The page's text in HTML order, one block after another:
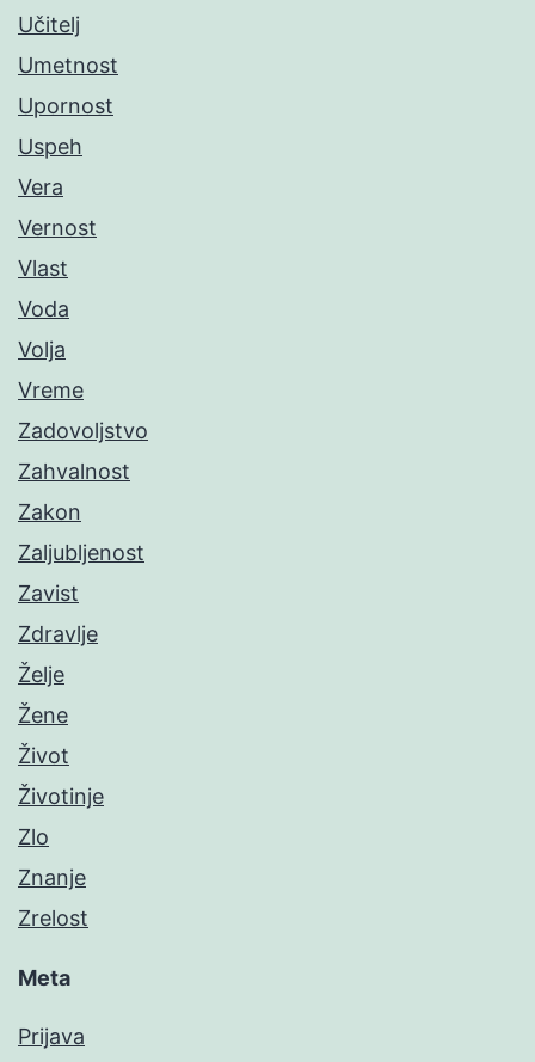
Učitelj
Umetnost
Upornost
Uspeh
Vera
Vernost
Vlast
Voda
Volja
Vreme
Zadovoljstvo
Zahvalnost
Zakon
Zaljubljenost
Zavist
Zdravlje
Želje
Žene
Život
Životinje
Zlo
Znanje
Zrelost
Meta
Prijava